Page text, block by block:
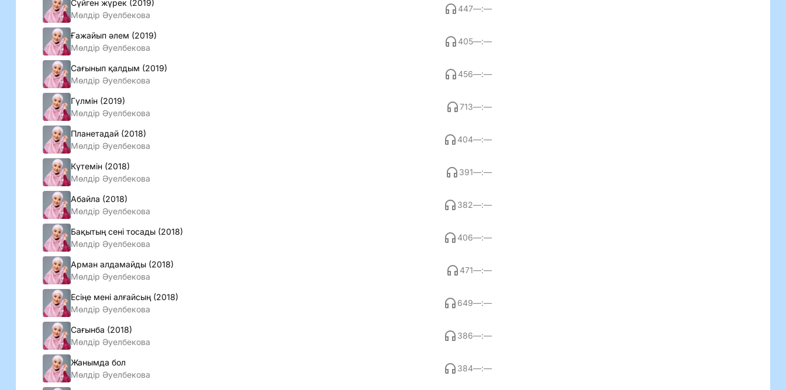
Сүйген жүрек (2019)
Мөлдiр Әуелбекова
447—:—
Ғажайып әлем (2019)
Мөлдiр Әуелбекова
405—:—
Сағынып қалдым (2019)
Мөлдiр Әуелбекова
456—:—
Гүлмін (2019)
Мөлдiр Әуелбекова
713—:—
Планетадай (2018)
Мөлдiр Әуелбекова
404—:—
Күтемін (2018)
Мөлдiр Әуелбекова
391—:—
Абайла (2018)
Мөлдiр Әуелбекова
382—:—
Бақытың сені тосады (2018)
Мөлдiр Әуелбекова
406—:—
Арман алдамайды (2018)
Мөлдiр Әуелбекова
471—:—
Есіңе мені алғайсың (2018)
Мөлдiр Әуелбекова
649—:—
Сағынба (2018)
Мөлдiр Әуелбекова
386—:—
Жанымда бол
Мөлдiр Әуелбекова
384—:—